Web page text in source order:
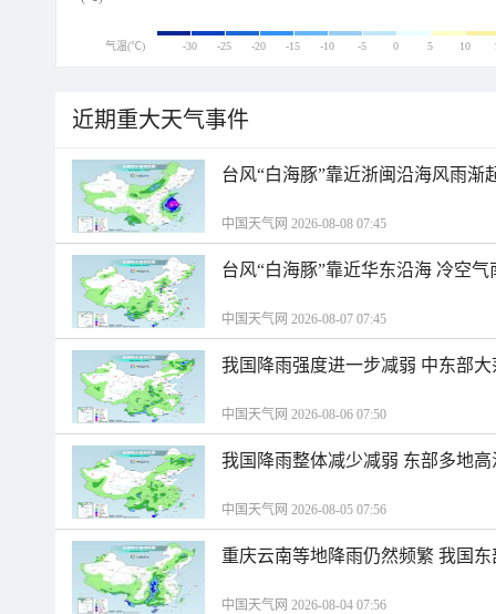
气温(℃) -30 -25 -20 -15 -10 -5 0 5 10
近期重大天气事件
台风“白海豚”靠近浙闽沿海风雨渐
中国天气网 2026-08-08 07:45
台风“白海豚”靠近华东沿海 冷空
中国天气网 2026-08-07 07:45
我国降雨强度进一步减弱 中东部
中国天气网 2026-08-06 07:50
我国降雨整体减少减弱 东部多地
中国天气网 2026-08-05 07:56
重庆云南等地降雨仍然频繁 我国
中国天气网 2026-08-04 07:56